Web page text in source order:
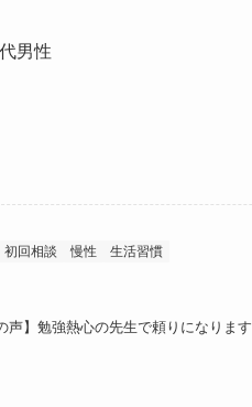
男性
初回相談 慢性 生活習慣
声】勉強熱心の先生で頼りになります